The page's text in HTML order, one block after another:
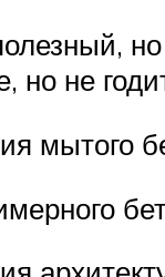
но не
мытого